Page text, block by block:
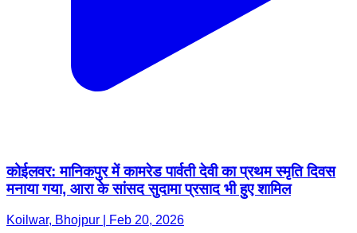
कोईलवर: मानिकपुर में कामरेड पार्वती देवी का प्रथम स्मृति दिवस
मनाया गया, आरा के सांसद सुदामा प्रसाद भी हुए शामिल
Koilwar, Bhojpur | Feb 20, 2026